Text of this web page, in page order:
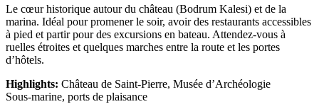
Le cœur historique autour du château (Bodrum Kalesi) et de la
marina. Idéal pour promener le soir, avoir des restaurants accessibles
à pied et partir pour des excursions en bateau. Attendez-vous à
ruelles étroites et quelques marches entre la route et les portes
d’hôtels.
Highlights: Château de Saint‑Pierre, Musée d’Archéologie
Sous‑marine, ports de plaisance